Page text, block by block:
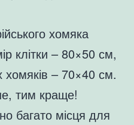
хомяка
клітки – 80×50 см,
– 70×40 см.
тим краще!
багато місця для